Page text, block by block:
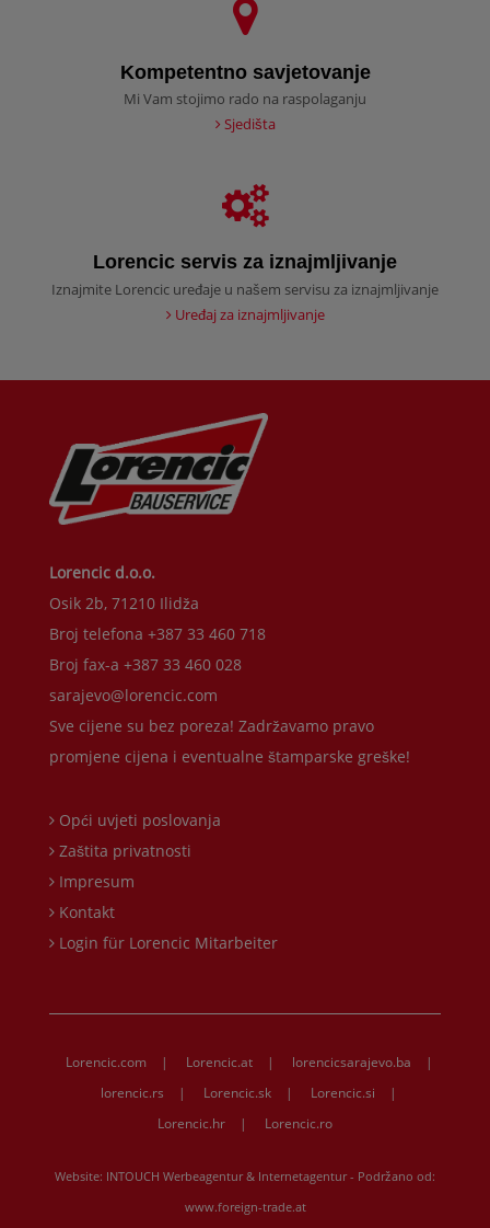
Kompetentno savjetovanje
Mi Vam stojimo rado na raspolaganju
Sjedišta
Lorencic servis za iznajmljivanje
Iznajmite Lorencic uređaje u našem servisu za iznajmljivanje
Uređaj za iznajmljivanje
Lorencic d.o.o.
Osik 2b, 71210 Ilidža
Broj telefona +387 33 460 718
Broj fax-a +387 33 460 028
sarajevo@lorencic.com
Sve cijene su bez poreza! Zadržavamo pravo
promjene cijena i eventualne štamparske greške!
Opći uvjeti poslovanja
Zaštita privatnosti
Impresum
Kontakt
Login für Lorencic Mitarbeiter
Lorencic.com | Lorencic.at | lorencicsarajevo.ba
|
lorencic.rs
| Lorencic.sk | Lorencic.si
|
Lorencic.hr
| Lorencic.ro
Website: INTOUCH Werbeagentur & Internetagentur- Podržano od:
www.foreign-trade.at